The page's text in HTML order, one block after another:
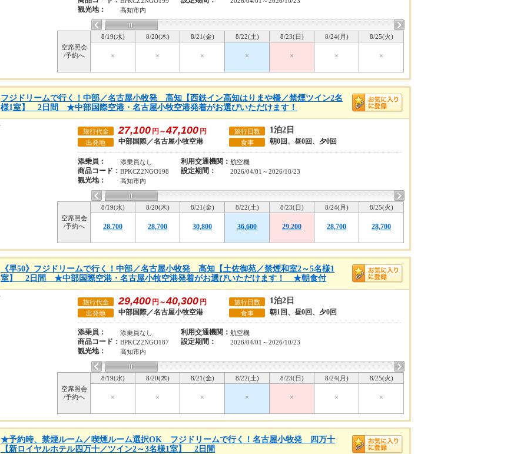
観光地： 高知市内
空席照会
/予約へ
8/19(水) 8/20(木) 8/21(金) 8/22(土) 8/23(日) 8/24(月) 8/25(火)
× × × × × × ×
フジドリームで行く！中部／名古屋小牧発 高知【西鉄イン高知はりまや橋／禁煙ツイン2名
様1室】 2日間 ★中部国際空港・名古屋小牧空港発着がお選びいただけます！
旅行代金 27,100 円～47,100 円 旅行日数 1泊2日
出発地 中部国際／名古屋小牧空港 食事 朝0回、昼0回、夕0回
添乗員： 添乗員なし 利用交通機関： 航空機
商品コード： BPKCZ2NGO198 設定期間： 2026/04/01～2026/10/23
観光地： 高知市内
空席照会
/予約へ
8/19(水) 8/20(木) 8/21(金) 8/22(土) 8/23(日) 8/24(月) 8/25(火)
28,700 28,700 30,800 36,600 29,200 28,700 28,700
《早50》フジドリームで行く！中部／名古屋小牧発 高知【土佐御苑／禁煙和室2～5名様1
室】 2日間 ★中部国際空港・名古屋小牧空港発着がお選びいただけます！ ★朝食付
旅行代金 29,400 円～40,300 円 旅行日数 1泊2日
出発地 中部国際／名古屋小牧空港 食事 朝1回、昼0回、夕0回
添乗員： 添乗員なし 利用交通機関： 航空機
商品コード： BPKCZ2NGO187 設定期間： 2026/04/01～2026/10/23
観光地： 高知市内
空席照会
/予約へ
8/19(水) 8/20(木) 8/21(金) 8/22(土) 8/23(日) 8/24(月) 8/25(火)
× × × × × × ×
★予約時、禁煙ルーム／喫煙ルーム選択OK フジドリームで行く！名古屋小牧発 四万十
【新ロイヤルホテル四万十／ツイン2～3名様1室】 2日間